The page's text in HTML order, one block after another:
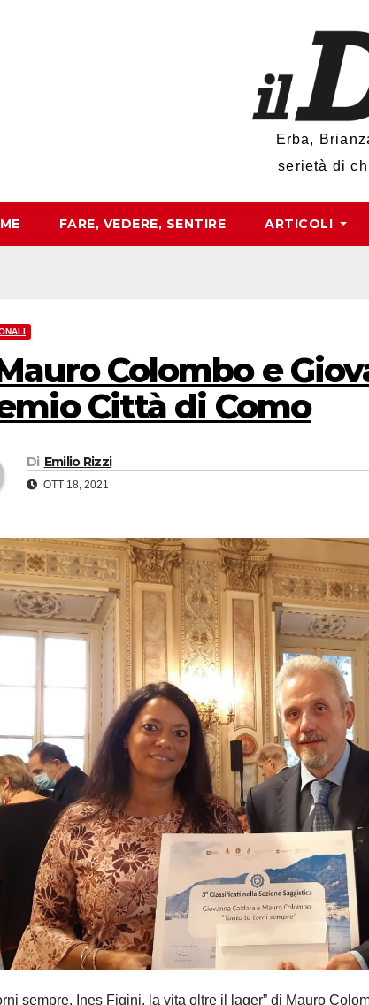
Erba,
serietà di
FARE, VEDERE, SENTIRE ARTICOLI
Colombo e
Città di Como
Di Emilio Rizzi
OTT 18, 2021
sempre. Ines Figini, la vita oltre il lager” di Mauro